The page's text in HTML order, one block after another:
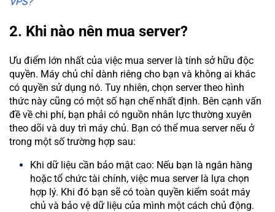
2. Khi nào nên mua server?
Ưu điểm lớn nhất của việc mua server là tính sở hữu độc
quyền. Máy chủ chỉ dành riêng cho bạn và không ai khác
có quyền sử dụng nó. Tuy nhiên, chọn server theo hình
thức này cũng có một số hạn chế nhất định. Bên cạnh vấn
đề về chi phí, bạn phải có nguồn nhân lực thường xuyên
theo dõi và duy trì máy chủ. Bạn có thể mua server nếu ở
trong một số trường hợp sau:
Khi dữ liệu cần bảo mật cao: Nếu bạn là ngân hàng
hoặc tổ chức tài chính, việc mua server là lựa chọn
hợp lý. Khi đó bạn sẽ có toàn quyền kiểm soát máy
chủ và bảo vệ dữ liệu của mình một cách chủ động.